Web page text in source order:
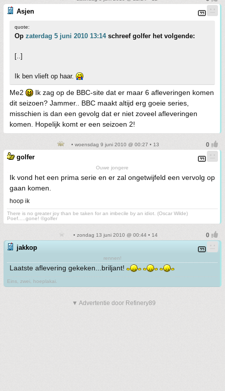
Asjen
quote:
Op zaterdag 5 juni 2010 13:14schreef golfer het volgende:
[..]
Ik ben vlieft op haar.
Me2
Ik zag op de BBC-site dat er maar 6 afleveringen komen
dit seizoen? Jammer.. BBC maakt altijd erg goeie series,
misschien is dan een gevolg dat er niet zoveel afleveringen
komen. Hopelijk komt er een seizoen 2!
• woensdag 9 juni 2010 @ 00:27 • 13
golfer
Ouwe jongere
Ik vond het een prima serie en er zal ongetwijfeld een vervolg op
gaan komen.
hoop ik
There is no greater joy than be taken for an imbecile by an idiot. (Oscar Wilde)
Poef.....gone! ©golfer
• zondag 13 juni 2010 @ 00:44 • 14
jakkop
rennen!
Laatste aflevering gekeken...briljant!
Eins, zwei, hoeplakai.
▼ Advertentie door Refinery89